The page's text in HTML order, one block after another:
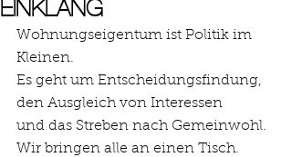
EINKLANG
Wohnungseigentum ist Politik im
Kleinen.
Es geht um Entscheidungsfindung,
den Ausgleich von Interessen
und das Streben nach Gemeinwohl.
Wir bringen alle an einen Tisch.